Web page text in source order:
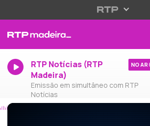
RTP Notícias (RTP
Madeira)
Emissão em simultâneo com RTP
Notícias
NO AR